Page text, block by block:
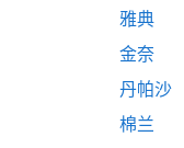
雅典
金奈
丹帕沙
棉兰